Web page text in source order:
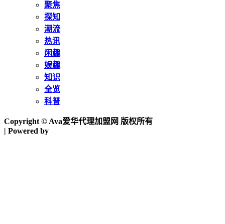
聚焦
探知
潮流
热讯
闲趣
娱趣
知识
全览
科普
Copyright © Ava爱华代理加盟网 版权所有
| Powered by